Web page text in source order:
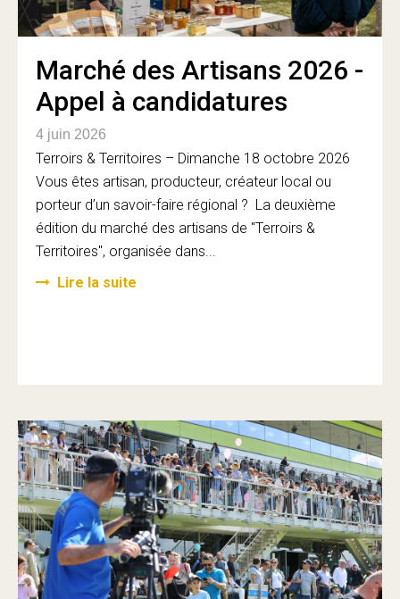
Marché des Artisans 2026 -
Appel à candidatures
4 juin 2026
Terroirs & Territoires – Dimanche 18 octobre 2026
Vous êtes artisan, producteur, créateur local ou
porteur d’un savoir-faire régional ? La deuxième
édition du marché des artisans de "Terroirs &
Territoires", organisée dans...
Lire la suite